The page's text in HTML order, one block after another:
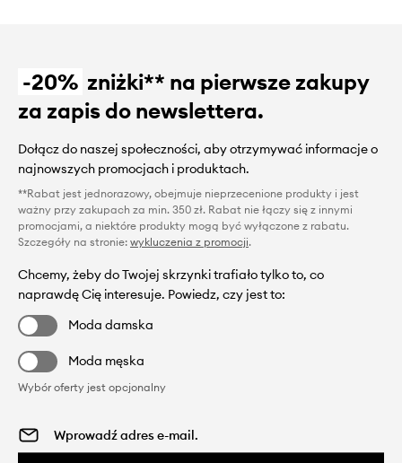
-20% zniżki** na pierwsze zakupy
za zapis do newslettera.
Dołącz do naszej społeczności, aby otrzymywać informacje o
najnowszych promocjach i produktach.
**Rabat jest jednorazowy, obejmuje nieprzecenione produkty i jest
ważny przy zakupach za min. 350 zł. Rabat nie łączy się z innymi
promocjami, a niektóre produkty mogą być wyłączone z rabatu.
Szczegóły na stronie: wykluczenia z promocji.
Chcemy, żeby do Twojej skrzynki trafiało tylko to, co
naprawdę Cię interesuje. Powiedz, czy jest to:
Moda damska
Moda męska
Wybór oferty jest opcjonalny